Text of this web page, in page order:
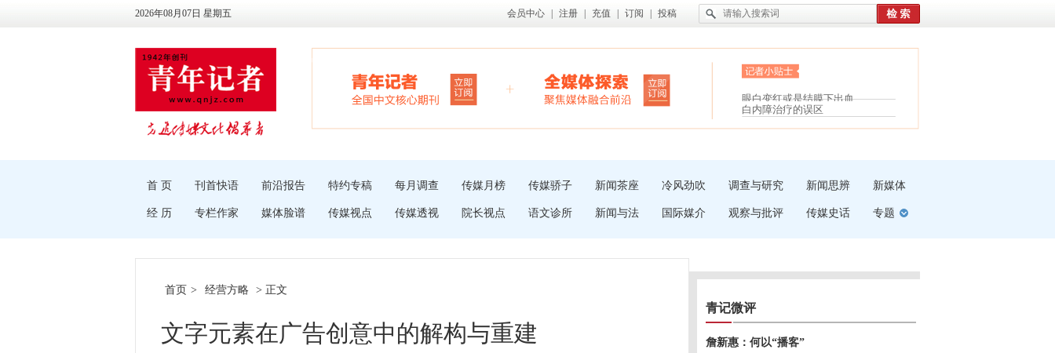
2026年08月07日 星期五 会员中心 注册 充值 订阅 投稿
眼白变红或是结膜下出血
“枝桠”“树桠”宜写成“枝...
夏天缓解疲劳有三招
护腰，摆脱六大坏习惯
受伤了冰敷还是热敷
白内障治疗的误区
首 页 刊首快语 前沿报告 特约专稿 每月调查 传媒月榜 传媒骄子 新闻茶座 冷风劲吹 调查与研究 新闻思辨 新媒体
经 历 专栏作家 媒体脸谱 传媒视点 传媒透视 院长视点 语文诊所 新闻与法 国际媒介 观察与批评 传媒史话 专题
首页 > 经营方略 > 正文
文字元素在广告创意中的解构与重建
青记微评
詹新惠：何以“播客”